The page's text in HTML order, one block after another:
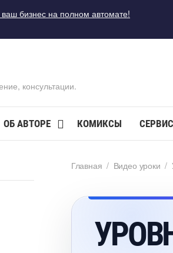
ваш бизнес на полном автомате!
консультации.
ОБ АВТОРЕ КОМИКСЫ
Главная / идео уроки /